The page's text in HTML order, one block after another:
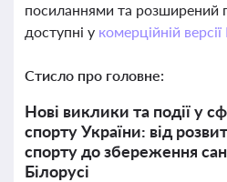
посиланнями та розширений
доступні у комерційній
Стисло про головне:
Нові виклики та події у
спорту України: від
спорту до збереження
Білорусі